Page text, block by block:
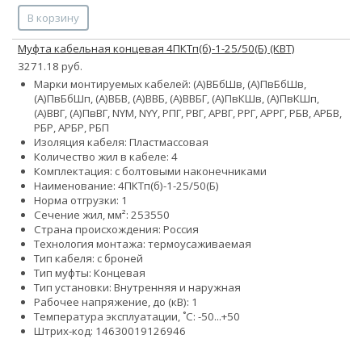
В корзину
Муфта кабельная концевая 4ПКТп(б)-1-25/50(Б) (КВТ)
3271.18 руб.
Марки монтируемых кабелей: (А)ВБбШв, (А)ПвБбШв,
(А)ПвБбШп, (А)ВБВ, (А)ВВБ, (А)ВВБГ, (А)ПвКШв, (А)ПвКШп,
(А)ВВГ, (А)ПвВГ, NYM, NYY, РПГ, РВГ, АРВГ, РРГ, АРРГ, РБВ, АРБВ,
РБР, АРБР, РБП
Изоляция кабеля: Пластмассовая
Количество жил в кабеле: 4
Комплектация: с болтовыми наконечниками
Наименование: 4ПКТп(б)-1-25/50(Б)
Норма отгрузки: 1
Сечение жил, мм²: 253550
Страна происхождения: Россия
Технология монтажа: термоусаживаемая
Тип кабеля: с броней
Тип муфты: Концевая
Тип установки: Внутренняя и наружная
Рабочее напряжение, до (кВ): 1
Температура эксплуатации, ˚С: -50...+50
Штрих-код: 14630019126946